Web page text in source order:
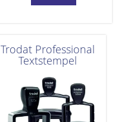
Trodat Professional
Textstempel